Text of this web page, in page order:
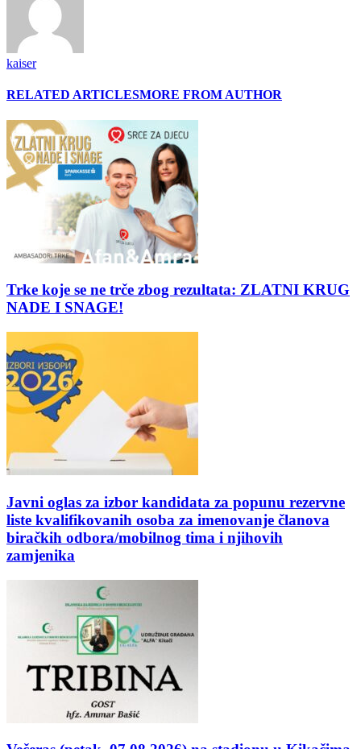
kaiser
RELATED ARTICLESMORE FROM AUTHOR
Trke koje se ne trče zbog rezultata: ZLATNI KRUG
NADE I SNAGE!
Javni oglas za izbor kandidata za popunu rezervne
liste kvalifikovanih osoba za imenovanje članova
biračkih odbora/mobilnog tima i njihovih
zamjenika